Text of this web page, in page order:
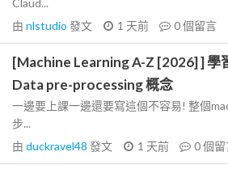
Claud...
由 nlstudio 發文 1 天前 0個留言
[Machine Learning A-Z [2026] ] 學
Data pre-processing 概念
一邊要上課一邊還要寫這個不容易! 整個
步...
由 duckravel48 發文 1 天前 0個留